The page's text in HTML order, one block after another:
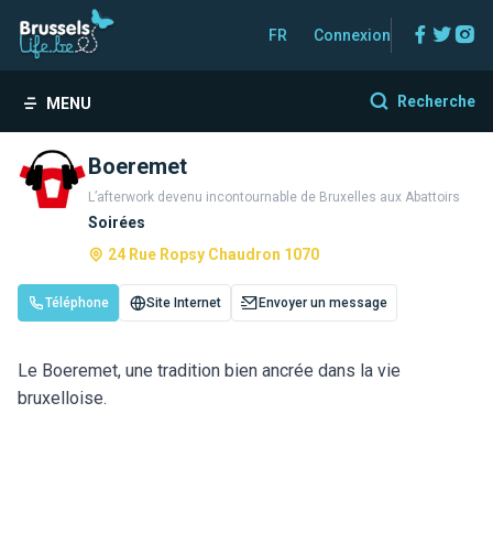
FR Connexion
MENU Recherche
Boeremet
L’afterwork devenu incontournable de Bruxelles aux Abattoirs
Soirées
24 Rue Ropsy Chaudron 1070
Téléphone Site Internet Envoyer un message
Le Boeremet, une tradition bien ancrée dans la vie
bruxelloise.